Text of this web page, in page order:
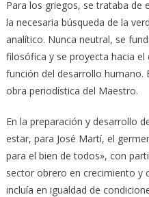
Para los griegos, se trataba de
la necesaria búsqueda de la
analítico. Nunca neutral, se
filosófica y se proyecta hacia el
función del desarrollo humano.
obra periodística del Maestro.
En la preparación y desarrollo
estar, para José Martí, el
para el bien de todos», con
sector obrero en crecimiento y
incluía en igualdad de